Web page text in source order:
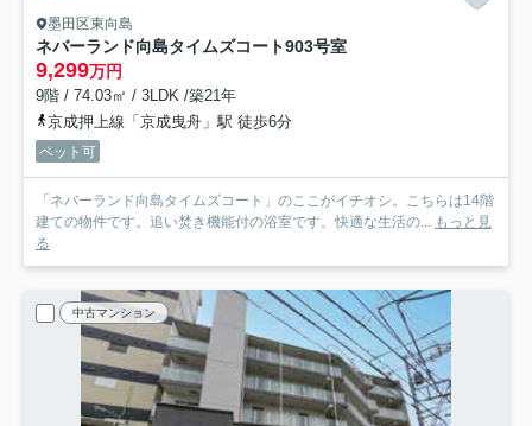
墨田区東向島
ネバーランド向島タイムズコート903号室
9,299万円
9階 / 74.03㎡ / 3LDK /築21年
京成押上線「京成曳舟」駅 徒歩6分
ペット可
「ネバーランド向島タイムズコート」のここがイチオシ。こちらは14階
建ての物件です。追い焚き機能付の浴室です。快適な生活の... もっと見
る
中古マンション